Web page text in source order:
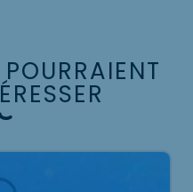
POURRAIENT
ÉRESSER